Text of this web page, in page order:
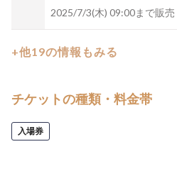
2025/7/3(木) 09:00まで販売
+他19の情報もみる
チケットの種類・料金帯
入場券